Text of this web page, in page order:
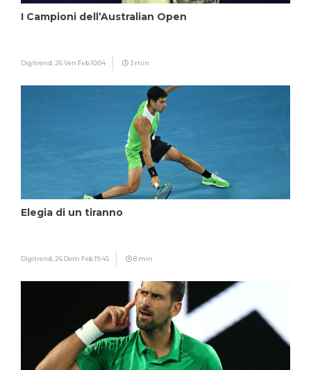
I Campioni dell’Australian Open
Digitrend, 26 Ven Feb 10:04 3 min
Elegia di un tiranno
Digitrend, 26 Dom Feb 19:45 8 min